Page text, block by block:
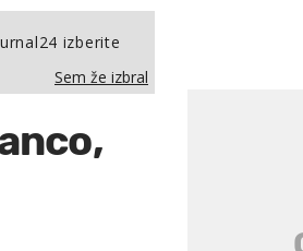
izberite
Sem že izbral